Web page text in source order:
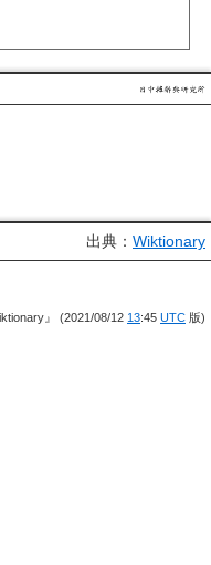
出典： Wiktionary
』 (2021/08/12 13:45 UTC 版)